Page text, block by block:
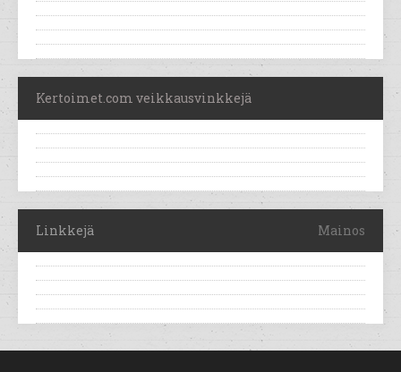
Kertoimet.com veikkausvinkkejä
Linkkejä Mainos